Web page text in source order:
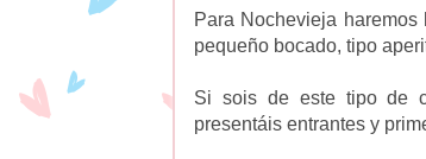
Para Nochevieja
pequeño bocado, tipo
Si sois de este tipo de
presentáis entrantes y